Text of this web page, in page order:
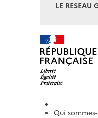
LE RESEAU
Qui